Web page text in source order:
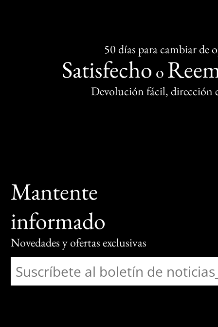
50 días para cambiar de
Satisfecho o
Devolución fácil, dirección
Mantente
informado
Novedades y ofertas exclusivas